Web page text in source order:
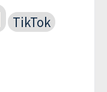
TikTok